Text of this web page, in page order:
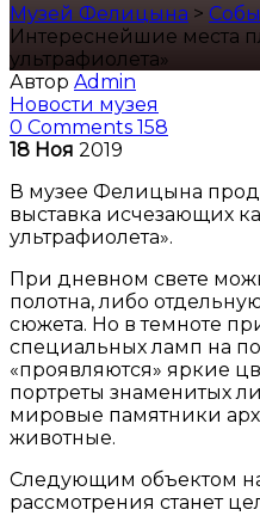
Музей Фелицына >
Интереснейшие места
ультрафиолета»
Автор Admin
Новости музея
0 Comments 158
18 Ноя 2019
В музее Фелицына
выставка исчезающих
ультрафиолета».
При дневном свете
полотна, либо
сюжета. Но в темноте
специальных ламп на
«проявляются» яркие
портреты знаменитых
мировые памятники
животные.
Следующим объектом
рассмотрения станет